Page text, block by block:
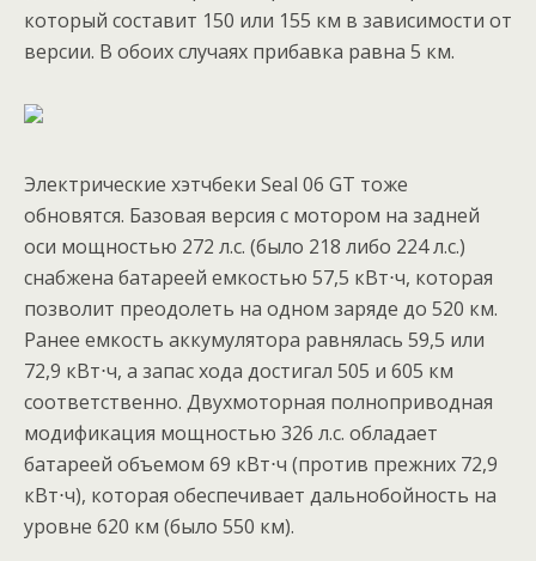
который составит 150 или 155 км в зависимости от
версии. В обоих случаях прибавка равна 5 км.
Электрические хэтчбеки Seal 06 GT тоже
обновятся. Базовая версия с мотором на задней
оси мощностью 272 л.с. (было 218 либо 224 л.с.)
снабжена батареей емкостью 57,5 кВт⋅ч, которая
позволит преодолеть на одном заряде до 520 км.
Ранее емкость аккумулятора равнялась 59,5 или
72,9 кВт⋅ч, а запас хода достигал 505 и 605 км
соответственно. Двухмоторная полноприводная
модификация мощностью 326 л.с. обладает
батареей объемом 69 кВт⋅ч (против прежних 72,9
кВт⋅ч), которая обеспечивает дальнобойность на
уровне 620 км (было 550 км).